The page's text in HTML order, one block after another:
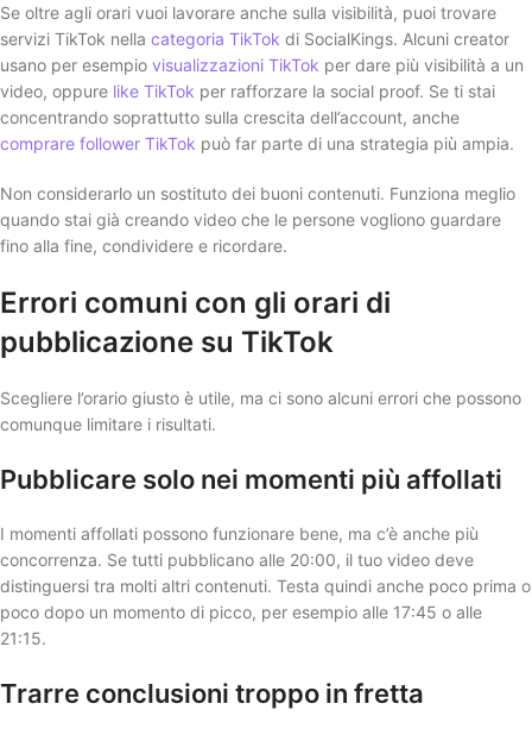
Se oltre agli orari vuoi lavorare anche sulla visibilità, puoi trovare
servizi TikTok nella categoria TikTok di SocialKings. Alcuni creator
usano per esempio visualizzazioni TikTok per dare più visibilità a un
video, oppure like TikTok per rafforzare la social proof. Se ti stai
concentrando soprattutto sulla crescita dell’account, anche
comprare follower TikTok può far parte di una strategia più ampia.
Non considerarlo un sostituto dei buoni contenuti. Funziona meglio
quando stai già creando video che le persone vogliono guardare
fino alla fine, condividere e ricordare.
Errori comuni con gli orari di
pubblicazione su TikTok
Scegliere l’orario giusto è utile, ma ci sono alcuni errori che possono
comunque limitare i risultati.
Pubblicare solo nei momenti più affollati
I momenti affollati possono funzionare bene, ma c’è anche più
concorrenza. Se tutti pubblicano alle 20:00, il tuo video deve
distinguersi tra molti altri contenuti. Testa quindi anche poco prima o
poco dopo un momento di picco, per esempio alle 17:45 o alle
21:15.
Trarre conclusioni troppo in fretta